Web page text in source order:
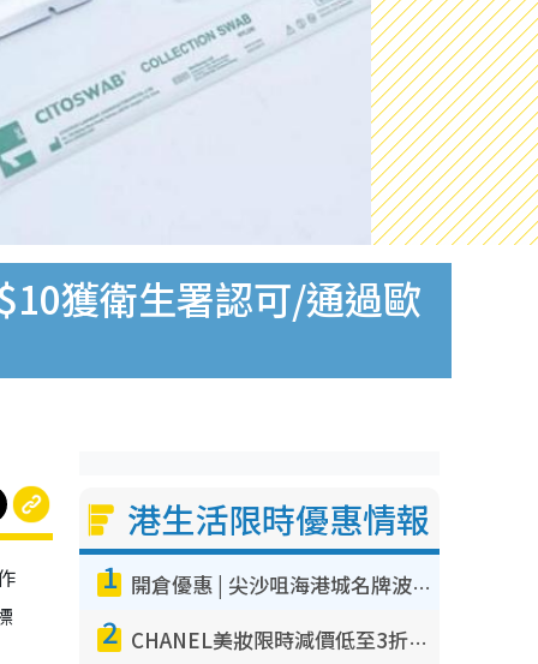
獲衛生署認可/通過歐
港生活限時優惠情報
1 開倉優惠 | 尖沙咀海港城名牌波鞋開倉低至1折！On鞋$899起／Joy&Peace鞋履$98起
2 CHANEL美妝限時減價低至3折！人氣粉底/唇膏/精華液低至$275！COCO香水都有平